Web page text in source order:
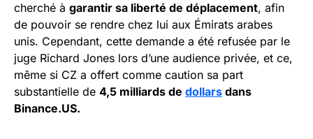
cherché à garantir sa liberté de déplacement, afin
de pouvoir se rendre chez lui aux Émirats arabes
unis. Cependant, cette demande a été refusée par le
juge Richard Jones lors d’une audience privée, et ce,
même si CZ a offert comme caution sa part
substantielle de 4,5 milliards de dollars dans
Binance.US.